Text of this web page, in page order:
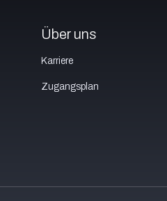
Über uns
Karriere
Zugangsplan